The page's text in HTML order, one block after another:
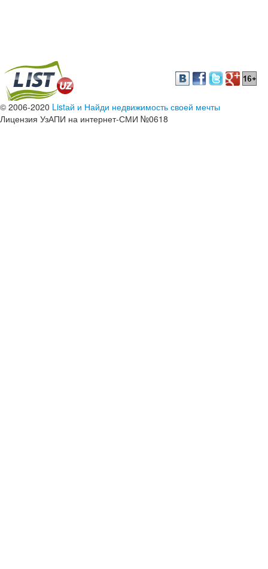
© 2006-2020 Listай и Найди недвижимость своей мечты
Лицензия УзАПИ на интернет-СМИ №0618